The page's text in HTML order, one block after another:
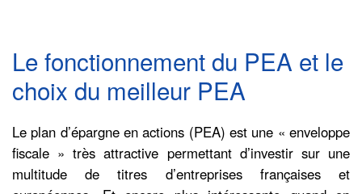
Le fonctionnement du PEA et le
choix du meilleur PEA
Le plan d’épargne en actions (PEA) est une « enveloppe
fiscale » très attractive permettant d’investir sur une
multitude de titres d’entreprises françaises et